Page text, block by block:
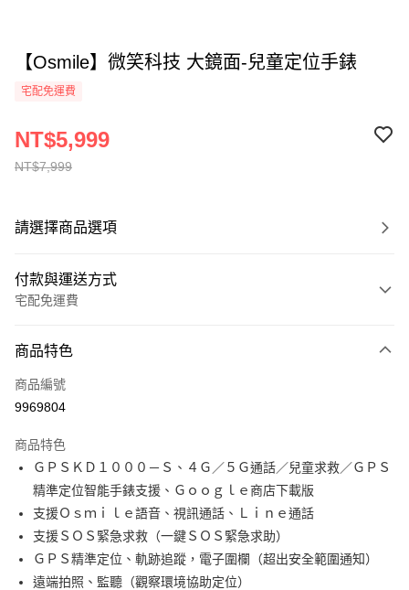
【Osmile】微笑科技 大鏡面-兒童定位手錶
宅配免運費
NT$7,999
NT$5,999
請選擇商品選項
付款與運送方式
宅配免運費
全家線上支付
運送方式
本島宅配-活動商品
免運費
離島宅配-常溫商品
免運費
商品特色
商品編號
9969804
商品特色
ＧＰＳＫＤ１０００－Ｓ、４Ｇ／５Ｇ通話／兒童求救／ＧＰＳ
精準定位智能手錶支援、Ｇｏｏｇｌｅ商店下載版
支援Ｏｓｍｉｌｅ語音、視訊通話、Ｌｉｎｅ通話
支援ＳＯＳ緊急求救（一鍵ＳＯＳ緊急求助）
ＧＰＳ精準定位、軌跡追蹤，電子圍欄（超出安全範圍通知）
遠端拍照、監聽（觀察環境協助定位）